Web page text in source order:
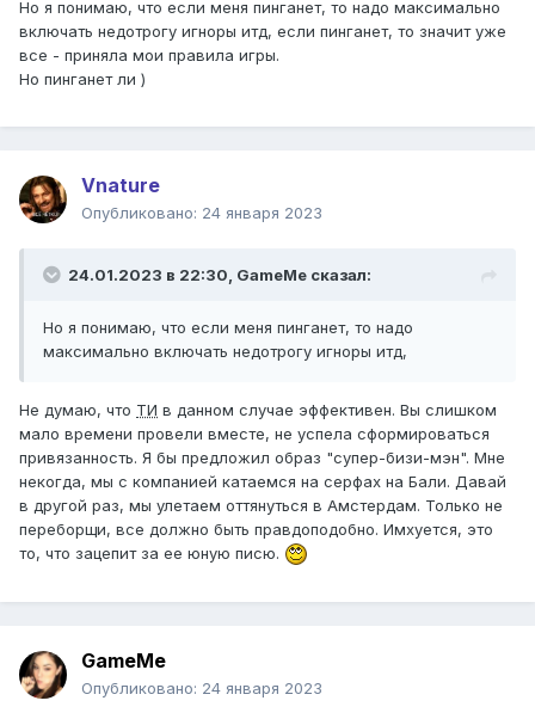
жизни сбит, она хочет быть дорогой, очень дорогой
лядью. Не уверен, что ты при встрече сможешь с ней
так, как она того стоит. Трахнуть и кинуть соточку
баксов. А лучше пять тысяч. Чтобы закрыть, так сказать,
И запомни на будущее: стервам денег не давать.
и живут зачастую: сосут бабло с обеспеченных аленей,
а по любви дают всяким мутным васькам.
Но я понимаю, что если меня пинганет, то надо максимально
включать недотрогу игноры итд, если пинганет, то значит уже
все - приняла мои правила игры.
Но пинганет ли )
Vnature
Опубликовано: 24 января 2023
24.01.2023 в 22:30, GameMe сказал:
Но я понимаю, что если меня пинганет, то надо
максимально включать недотрогу игноры итд,
Не думаю, что ТИ в данном случае эффективен. Вы слишком
мало времени провели вместе, не успела сформироваться
привязанность. Я бы предложил образ "супер-бизи-мэн". Мне
некогда, мы с компанией катаемся на серфах на Бали. Давай
в другой раз, мы улетаем оттянуться в Амстердам. Только не
переборщи, все должно быть правдоподобно. Имхуется, это
то, что зацепит за ее юную писю.
GameMe
Опубликовано: 24 января 2023